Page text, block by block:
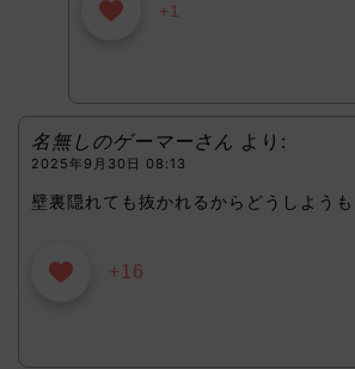
+1
名無しのゲーマーさん より:
2025年9月30日 08:13
壁裏隠れても抜かれるからどうしよう
+16